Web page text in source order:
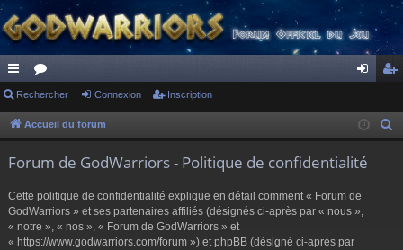
ac
co
s
or
u ne cri
Rechercher Connexion Inscription
Accueil du forum
Forum de GodWarriors - Politique de confidentialité
Cette politique de confidentialité explique en détail comment « Forum de
GodWarriors » et ses partenaires affiliés (désignés ci-après par « nous »,
« notre », « nos », « Forum de GodWarriors » et
« https://www.godwarriors.com/forum ») et phpBB (désigné ci-après par